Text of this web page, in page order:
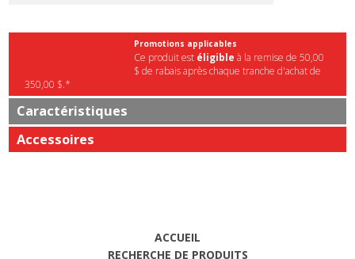
Promotions applicables
Ce produit est éligible à la remise de 50,00
$ de rabais après chaque tranche d'achat de
350,00 $.*
Caractéristiques
Accessoires
ACCUEIL
RECHERCHE DE PRODUITS